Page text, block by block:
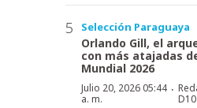
Selección Paraguaya
Orlando Gill, el
con más atajadas
Mundial 2026
Julio 20, 2026 05:44
a. m.
·
D10